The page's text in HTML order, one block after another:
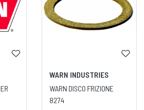
WARN INDUSTRIES
WARN DISCO FRIZIONE
8274